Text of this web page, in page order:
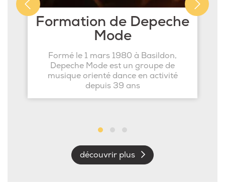
découvrir plus
Formation de Depeche
Mode
Formé le 1 mars 1980 à Basildon,
Depeche Mode est un groupe de
musique orienté dance en activité
depuis 39 ans